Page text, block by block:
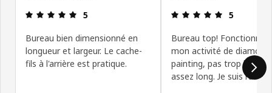
Avis: 5 sur 5 étoiles
5
Bureau bien dimensionné en
longueur et largeur. Le cache-
fils à l'arrière est pratique.
Avis: 5 sur
5
Bureau top! Fonctionnel
mon activité de diamond
painting, pas trop large
assez long. Je suis ravie!